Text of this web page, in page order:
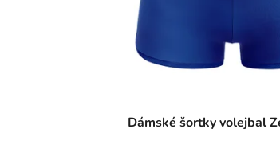
Dámské šortky volejbal